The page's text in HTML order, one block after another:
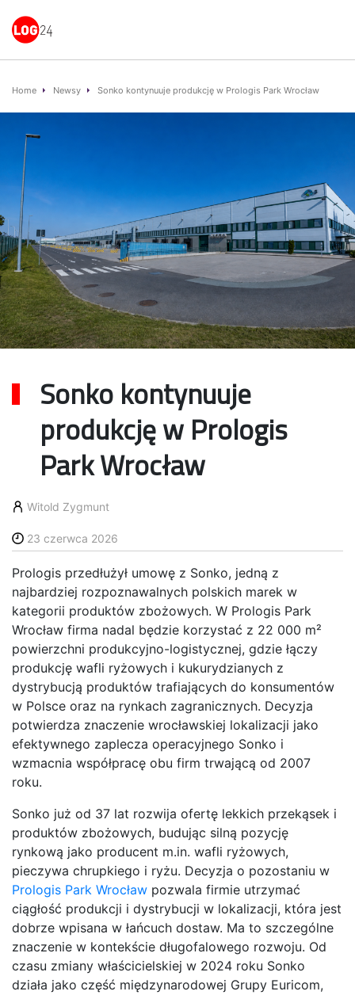
Home Newsy Sonko kontynuuje produkcję w Prologis Park Wrocław
Sonko kontynuuje
produkcję w Prologis
Park Wrocław
Witold Zygmunt
23 czerwca 2026
Prologis przedłużył umowę z Sonko, jedną z
najbardziej rozpoznawalnych polskich marek w
kategorii produktów zbożowych. W Prologis Park
Wrocław firma nadal będzie korzystać z 22 000 m²
powierzchni produkcyjno-logistycznej, gdzie łączy
produkcję wafli ryżowych i kukurydzianych z
dystrybucją produktów trafiających do konsumentów
w Polsce oraz na rynkach zagranicznych. Decyzja
potwierdza znaczenie wrocławskiej lokalizacji jako
efektywnego zaplecza operacyjnego Sonko i
wzmacnia współpracę obu firm trwającą od 2007
roku.
Sonko już od 37 lat rozwija ofertę lekkich przekąsek i
produktów zbożowych, budując silną pozycję
rynkową jako producent m.in. wafli ryżowych,
pieczywa chrupkiego i ryżu. Decyzja o pozostaniu w
Prologis Park Wrocław pozwala firmie utrzymać
ciągłość produkcji i dystrybucji w lokalizacji, która jest
dobrze wpisana w łańcuch dostaw. Ma to szczególne
znaczenie w kontekście długofalowego rozwoju. Od
czasu zmiany właścicielskiej w 2024 roku Sonko
działa jako część międzynarodowej Grupy Euricom,